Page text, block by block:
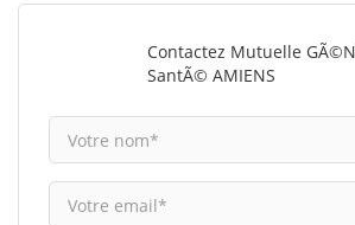
Contactez Mutuelle
SantÃ© AMIENS